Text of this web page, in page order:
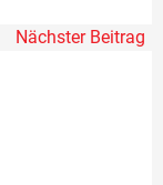
Nächster Beitrag